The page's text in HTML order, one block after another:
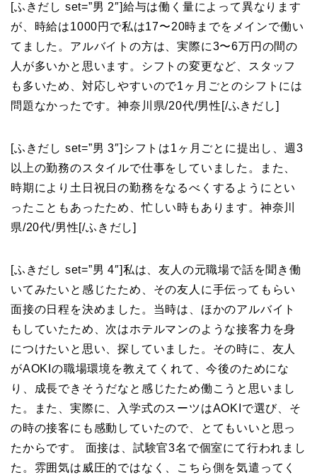
[ふきだし set=”男 2″]給与は働く量によって異なります
が、時給は1000円で私は17〜20時までをメインで働い
てました。アルバイトの方は、実際に3〜6万円の間の
人が多いかと思います。シフトの変更など、スタッフ
も多いため、対応しやすいので1ヶ月ごとのシフトには
問題なかったです。神奈川県/20代/男性 [/ふきだし]
[ふきだし set=”男 3″] シフトは1ヶ月ごとに提出し、週3
以上の勤務のスタイルで仕事をしていました。また、
時期により土日祝日の勤務をなるべくするようにとい
ったこともあったため、忙しい時もあります。神奈川
県/20代/男性[/ふきだし]
[ふきだし set=”男 4″]私は、友人の元職場で話を聞き働
いてみたいと感じたため、その友人に手伝ってもらい
面接の日程を決めました。当時は、ほかのアルバイト
もしていたため、次はホテルマンのような接客力を身
につけたいと思い、探していました。その時に、友人
がAOKIの職場環境を教えてくれて、今後のためにな
り、成長できそうだなと感じたため働こうと思いまし
た。また、実際に、入学式のスーツはAOKIで選び、そ
の時の接客にも感動していたので、とてもいいと思っ
たからです。 面接は、試験官3名で個室にて行われまし
た。雰囲気は威圧的ではなく、こちら側を気遣ってく